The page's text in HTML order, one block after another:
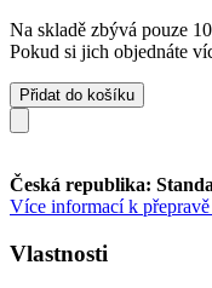
Na skladě zbývá pouze
Pokud si jich objednáte
Přidat do košíku
Česká republika:
Více informací k
Vlastnosti